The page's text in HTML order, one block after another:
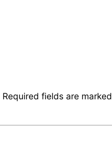
Required fields are marked